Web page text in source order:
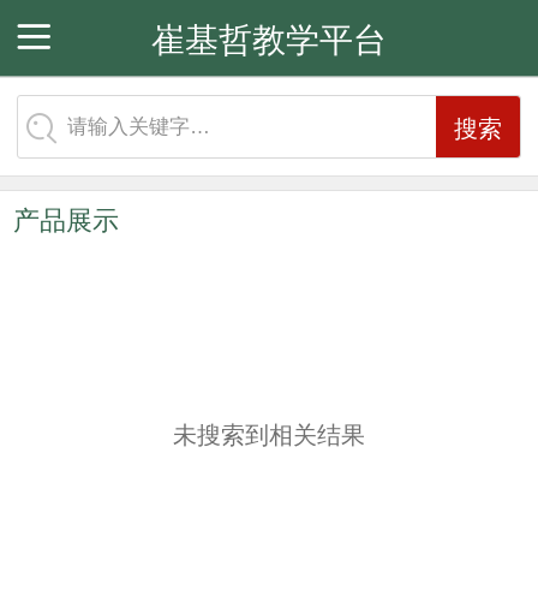
崔基哲教学平台
会员注册 会员中心
请输入关键字…
产品展示
未搜索到相关结果